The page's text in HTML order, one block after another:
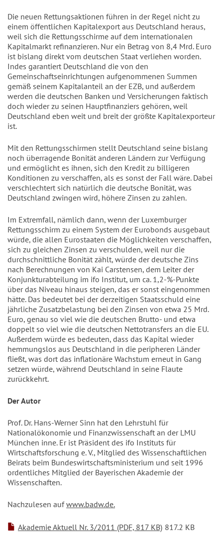
Die neuen Rettungsaktionen führen in der Regel nicht zu
einem öffentlichen Kapitalexport aus Deutschland heraus,
weil sich die Rettungsschirme auf dem internationalen
Kapitalmarkt refinanzieren. Nur ein Betrag von 8,4 Mrd. Euro
ist bislang direkt vom deutschen Staat verliehen worden.
Indes garantiert Deutschland die von den
Gemeinschaftseinrichtungen aufgenommenen Summen
gemäß seinem Kapitalanteil an der EZB, und außerdem
werden die deutschen Banken und Versicherungen faktisch
doch wieder zu seinen Hauptfinanziers gehören, weil
Deutschland eben weit und breit der größte Kapitalexporteur
ist.
Mit den Rettungsschirmen stellt Deutschland seine bislang
noch überragende Bonität anderen Ländern zur Verfügung
und ermöglicht es ihnen, sich den Kredit zu billigeren
Konditionen zu verschaffen, als es sonst der Fall wäre. Dabei
verschlechtert sich natürlich die deutsche Bonität, was
Deutschland zwingen wird, höhere Zinsen zu zahlen.
Im Extremfall, nämlich dann, wenn der Luxemburger
Rettungsschirm zu einem System der Eurobonds ausgebaut
würde, die allen Eurostaaten die Möglichkeiten verschaffen,
sich zu gleichen Zinsen zu verschulden, weil nur die
durchschnittliche Bonität zählt, würde der deutsche Zins
nach Berechnungen von Kai Carstensen, dem Leiter der
Konjunkturabteilung im ifo Institut, um ca. 1,2-%-Punkte
über das Niveau hinaus steigen, das er sonst eingenommen
hätte. Das bedeutet bei der derzeitigen Staatsschuld eine
jährliche Zusatzbelastung bei den Zinsen von etwa 25 Mrd.
Euro, genau so viel wie die deutschen Brutto- und etwa
doppelt so viel wie die deutschen Nettotransfers an die EU.
Außerdem würde es bedeuten, dass das Kapital wieder
hemmungslos aus Deutschland in die peripheren Länder
fließt, was dort das inflationäre Wachstum erneut in Gang
setzen würde, während Deutschland in seine Flaute
zurückkehrt.
Der Autor
Prof. Dr. Hans-Werner Sinn hat den Lehrstuhl für
Nationalökonomie und Finanzwissenschaft an der LMU
München inne. Er ist Präsident des ifo Instituts für
Wirtschaftsforschung e. V., Mitglied des Wissenschaftlichen
Beirats beim Bundeswirtschaftsministerium und seit 1996
ordentliches Mitglied der Bayerischen Akademie der
Wissenschaften.
Nachzulesen aufwww.badw.de.
Akademie Aktuell Nr. 3/2011 (PDF, 817 KB) 817.2 KB